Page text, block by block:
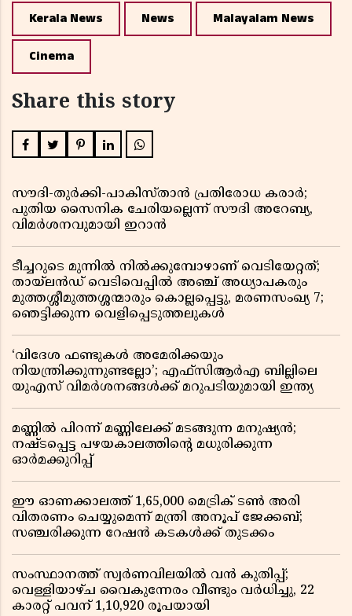
Kerala News News Malayalam News
Cinema
Share this story
സൗദി-തുർക്കി-പാകിസ്താൻ പ്രതിരോധ കരാർ;
പുതിയ സൈനിക ചേരിയല്ലെന്ന് സൗദി അറേബ്യ,
വിമർശനവുമായി ഇറാൻ
ടീച്ചറുടെ മുന്നിൽ നിൽക്കുമ്പോഴാണ് വെടിയേറ്റത്;
തായ്‌ലൻഡ് വെടിവെപ്പിൽ അഞ്ച് അധ്യാപകരും
മുത്തശ്ശീമുത്തശ്ശന്മാരും കൊല്ലപ്പെട്ടു, മരണസംഖ്യ 7;
ഞെട്ടിക്കുന്ന വെളിപ്പെടുത്തലുകൾ
‘വിദേശ ഫണ്ടുകൾ അമേരിക്കയും
നിയന്ത്രിക്കുന്നുണ്ടല്ലോ’; എഫ്സിആർഎ ബില്ലിലെ
യുഎസ് വിമർശനങ്ങൾക്ക് മറുപടിയുമായി ഇന്ത്യ
മണ്ണിൽ പിറന്ന് മണ്ണിലേക്ക് മടങ്ങുന്ന മനുഷ്യൻ;
നഷ്ടപ്പെട്ട പഴയകാലത്തിൻ്റെ മധുരിക്കുന്ന
ഓർമക്കുറിപ്പ്
ഈ ഓണക്കാലത്ത് 1,65,000 മെട്രിക് ടൺ അരി
വിതരണം ചെയ്യുമെന്ന് മന്ത്രി അനൂപ് ജേക്കബ്;
സഞ്ചരിക്കുന്ന റേഷൻ കടകൾക്ക് തുടക്കം
സംസ്ഥാനത്ത് സ്വർണവിലയിൽ വൻ കുതിപ്പ്;
വെള്ളിയാഴ്ച വൈകുന്നേരം വീണ്ടും വർധിച്ചു, 22
കാരറ്റ് പവന് 1,10,920 രൂപയായി